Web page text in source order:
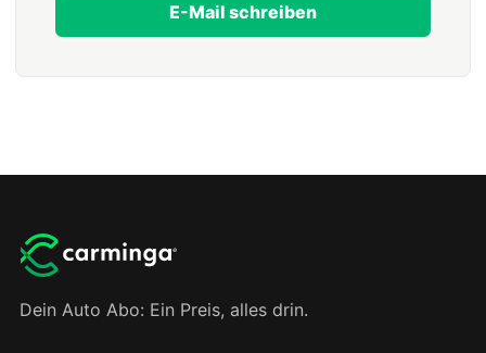
E-Mail schreiben
Dein Auto Abo: Ein Preis, alles drin.